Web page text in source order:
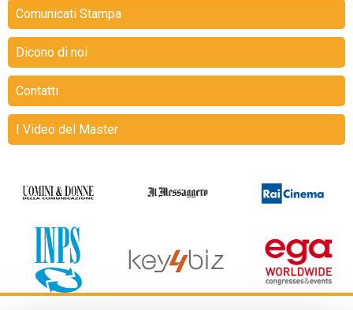
Comunicati Stampa
Dicono di noi
Contatti
I Video del Master